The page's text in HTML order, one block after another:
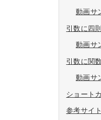
動画サ
引数に四
動画サ
引数に関
動画サ
ショート
参考サイ